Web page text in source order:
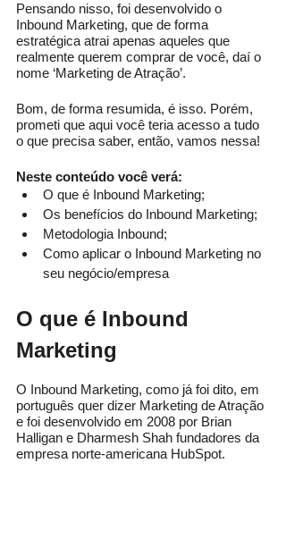
Pensando nisso, foi desenvolvido o
Inbound Marketing, que de forma
estratégica atrai apenas aqueles que
realmente querem comprar de você, daí o
nome ‘Marketing de Atração’.
Bom, de forma resumida, é isso. Porém,
prometi que aqui você teria acesso a tudo
o que precisa saber, então, vamos nessa!
Neste conteúdo você verá:
O que é Inbound Marketing;
Os benefícios do Inbound Marketing;
Metodologia Inbound;
Como aplicar o Inbound Marketing no
seu negócio/empresa
O que é Inbound
Marketing
O Inbound Marketing, como já foi dito, em
português quer dizer Marketing de Atração
e foi desenvolvido em 2008 por Brian
Halligan e Dharmesh Shah fundadores da
empresa norte-americana HubSpot.